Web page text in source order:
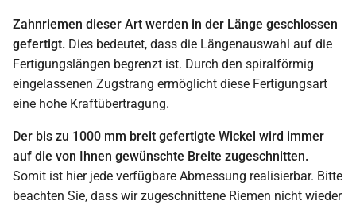
Zahnriemen dieser Art werden in der Länge geschlossen
gefertigt. Dies bedeutet, dass die Längenauswahl auf die
Fertigungslängen begrenzt ist. Durch den spiralförmig
eingelassenen Zugstrang ermöglicht diese Fertigungsart
eine hohe Kraftübertragung.
Der bis zu 1000 mm breit gefertigte Wickel wird immer
auf die von Ihnen gewünschte Breite zugeschnitten.
Somit ist hier jede verfügbare Abmessung realisierbar. Bitte
beachten Sie, dass wir zugeschnittene Riemen nicht wieder